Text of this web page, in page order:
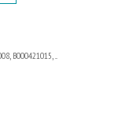
B000421015, ...